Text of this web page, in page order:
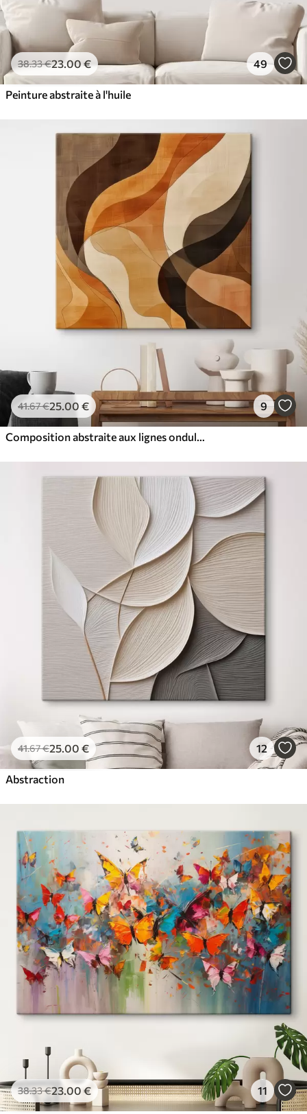
38.33€23.00€ 49
Peinture abstraite à l'huile
41.67€25.00 € 9
Composition abstraite aux lignes ondulées dynamiques, dans une palette de tons brun terre cuite
41.67€25.00 € 12
Abstraction
38.33€23.00 € 11